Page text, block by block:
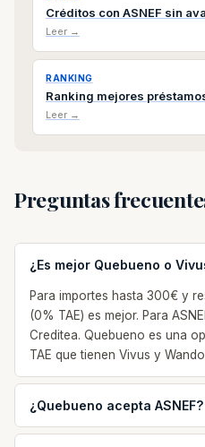
Créditos con ASNEF sin
Leer →
RANKING
Ranking mejores
Leer →
Preguntas
¿Es mejor Quebueno o
Para importes hasta 300€ y
(0% TAE) es mejor. Para
Creditea. Quebueno es una
TAE que tienen Vivus y
¿Quebueno acepta ASNEF?